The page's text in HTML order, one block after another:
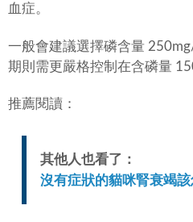
血症。
一般會建議選擇磷含量
期則需更嚴格控制在含磷量
推薦閱讀：
其他人也看了：
沒有症狀的貓咪腎衰竭